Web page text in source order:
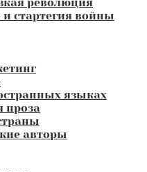
и стартегия войны
языках
проза
авторы